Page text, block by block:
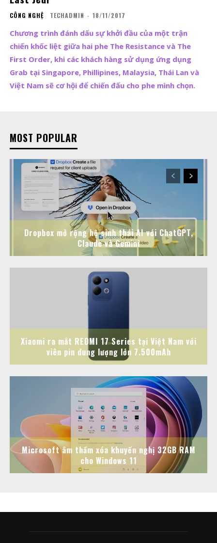
CÔNG NGHỆ TECHADMIN - 18/11/2017
Chương trình đánh dấu sự khởi đầu của một trận
chiến khốc liệt giữa hai phe The Resistance và The
First Order, khi các khách hàng sử dụng ứng dụng
Grab tại Singapore, Phillipines, Malaysia, Thái Lan và
Việt Nam sẽ cơ hội để chiến đấu cho phe mình chọn.
MOST POPULAR
Dropbox mở rộng hệ sinh thái AI với ChatGPT,
Claude và Gemini
Xiaomi ra mắt REDMI 17 Series tại Việt Nam với
viên pin dung lượng lớn 7.500mAh
Microsoft âm thầm xóa khuyến nghị 32GB RAM
cho Windows 11